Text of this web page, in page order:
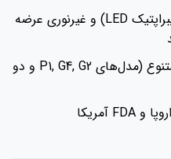
در دو مدل نوری (فایبراپتیک LED) و غیرنوری عرضه
دارای ۵ عدد سرقلم متنوع (مدل‌های P1, G4, G2 و دو